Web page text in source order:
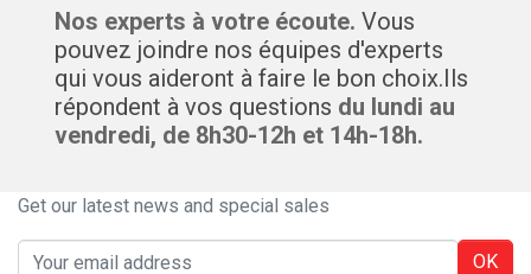
Nos experts à votre écoute. Vous
pouvez joindre nos équipes d'experts
qui vous aideront à faire le bon choix.Ils
répondent à vos questions du lundi au
vendredi, de 8h30-12h et 14h-18h.
Get our latest news and special sales
OK